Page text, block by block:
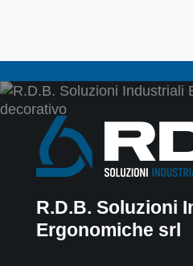
R.D.B. Soluzioni
Ergonomiche srl